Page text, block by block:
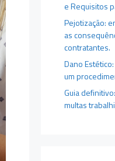
e Requisitos
Pejotização:
as
contratantes.
Dano
um
Guia
multas